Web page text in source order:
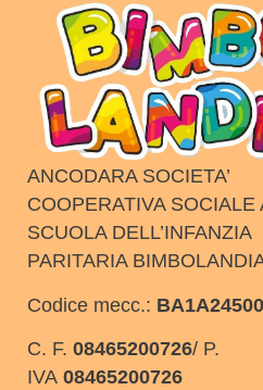
ANCODARA SOCIETA’
COOPERATIVA SOCIALE
SCUOLA DELL’INFANZIA
PARITARIA
Codice mecc.:
C. F. 08465200726/ P.
IVA 08465200726